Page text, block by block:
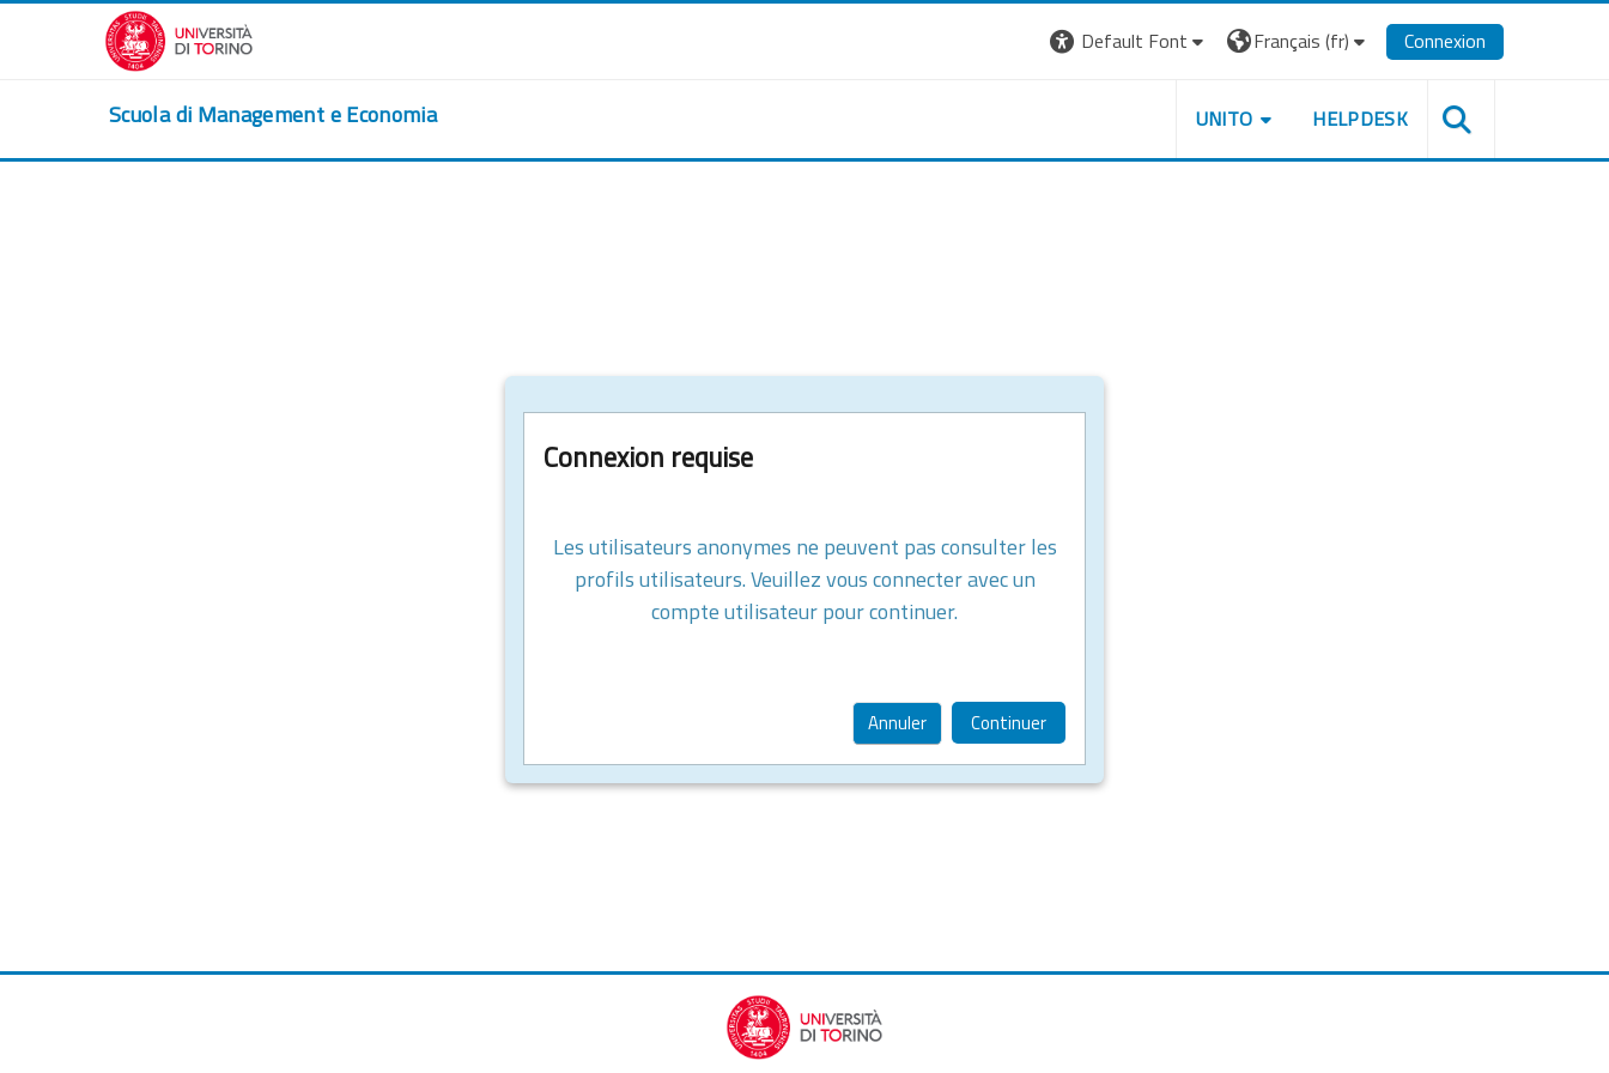
Passer au contenu principal
Default Font
Français ‎(fr)‎ Connexion
Scuola di Management e Economia UNITO HELPDESK
Connexion requise
Les utilisateurs anonymes ne peuvent pas consulter les
profils utilisateurs. Veuillez vous connecter avec un
compte utilisateur pour continuer.
Annuler Continuer